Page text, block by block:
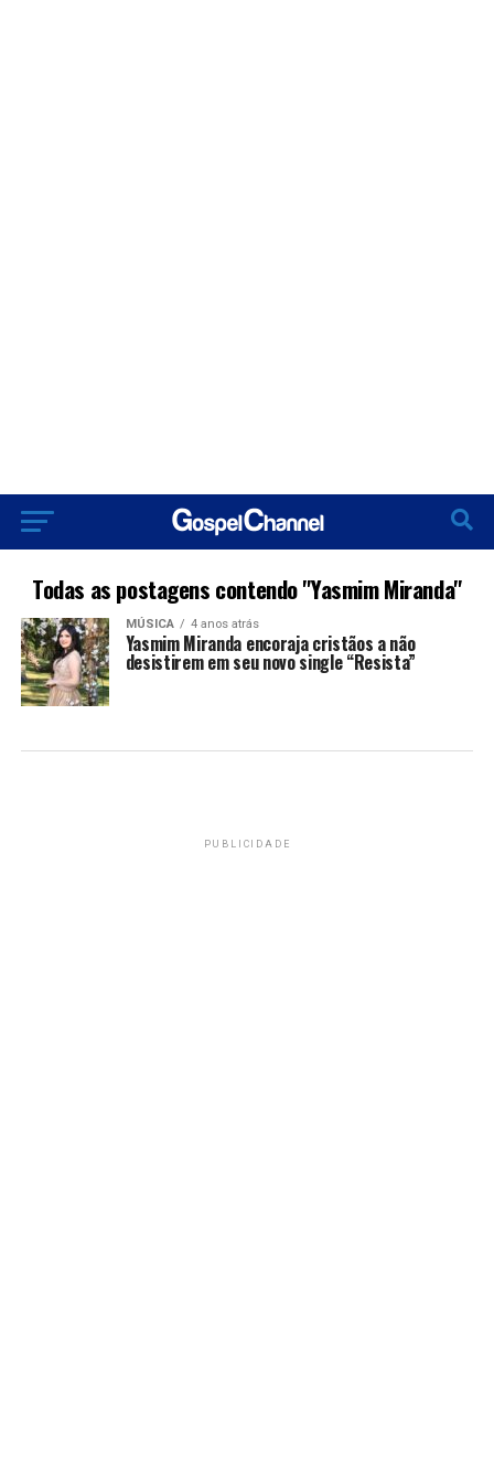
Todas as postagens contendo "Yasmim Miranda"
MÚSICA 4 anos atrás
Yasmim Miranda encoraja cristãos a não
desistirem em seu novo single “Resista”
PUBLICIDADE